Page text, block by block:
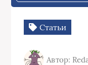
Статьи
Автор: